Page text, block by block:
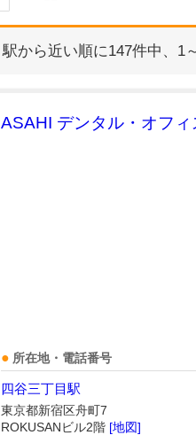
駅から近い順に147件中、 1
ASAHI デンタル・オフィ
所在地・電話番号
四谷三丁目駅
東京都新宿区舟町7
ROKUSANビル2階 [地図]